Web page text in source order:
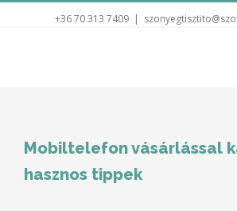
+36 70 313 7409 |
Mobiltelefon vásárlással
hasznos tippek